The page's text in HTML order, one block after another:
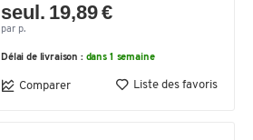
seul. 19,89 €
par p.
Délai de livraison : dans 1 semaine
Comparer Liste des favoris